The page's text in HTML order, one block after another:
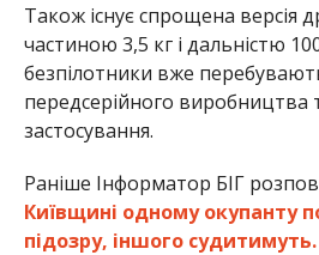
Також існує спрощена версія
частиною 3,5 кг і дальністю
безпілотники вже
передсерійного
застосування.
Раніше Інформатор БІГ
Київщині одному окупанту
підозру, іншого судитимуть.